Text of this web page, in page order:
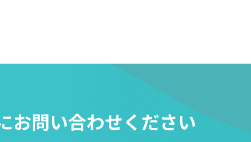
お問い合わせください